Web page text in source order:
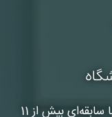
با سابقه‌ای بیش از 11